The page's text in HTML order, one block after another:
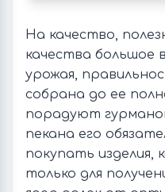
На качество,
качества большое
урожая,
собрана до ее
порадуют
пекана его
покупать
только для